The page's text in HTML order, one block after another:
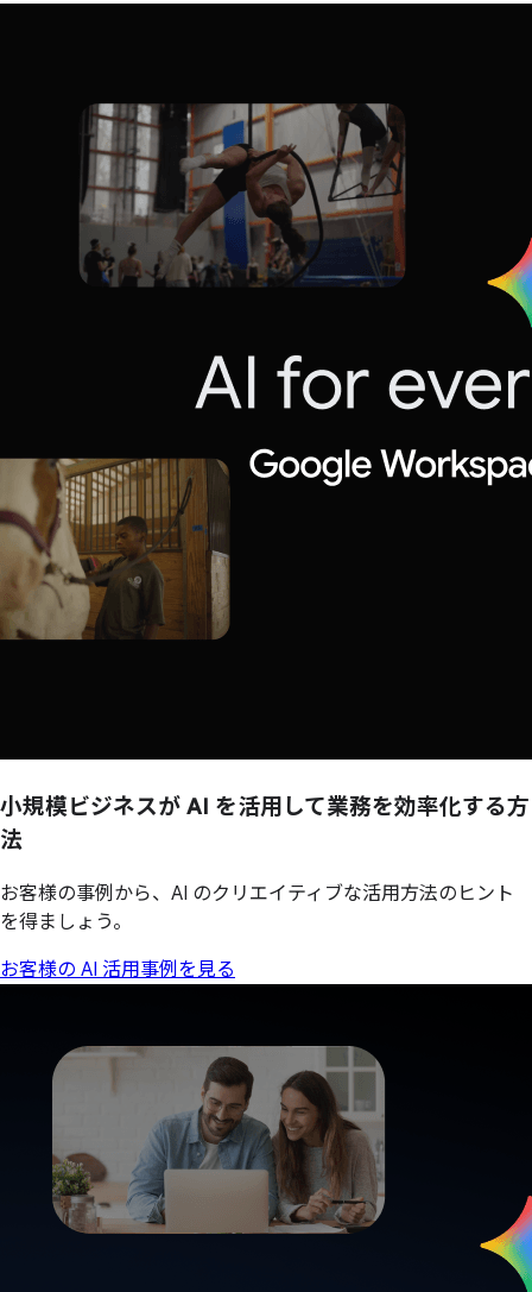
小規模ビジネスが AI を活用して業務を効率化する方
法
お客様の事例から、AI のクリエイティブな活用方法のヒント
を得ましょう。
お客様の AI 活用事例を見る